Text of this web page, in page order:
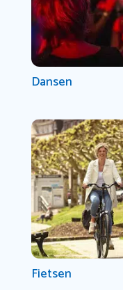
Dansen
Fietsen